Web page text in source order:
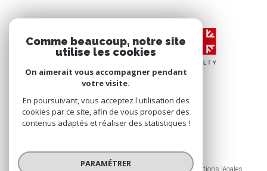
© 2026 | Tous droits réservés
Comme beaucoup, notre site
utilise les cookies
On aimerait vous accompagner pendant
votre visite.
En poursuivant, vous acceptez l'utilisation des
cookies par ce site, afin de vous proposer des
contenus adaptés et réaliser des statistiques !
PARAMÉTRER